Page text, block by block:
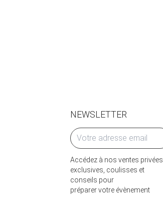
NEWSLETTER
Accédez à nos ventes privées
exclusives, coulisses et
conseils pour
préparer votre évènement